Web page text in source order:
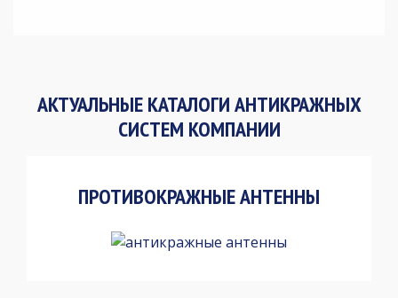
АКТУАЛЬНЫЕ КАТАЛОГИ АНТИКРАЖНЫХ
СИСТЕМ КОМПАНИИ
ПРОТИВОКРАЖНЫЕ АНТЕННЫ